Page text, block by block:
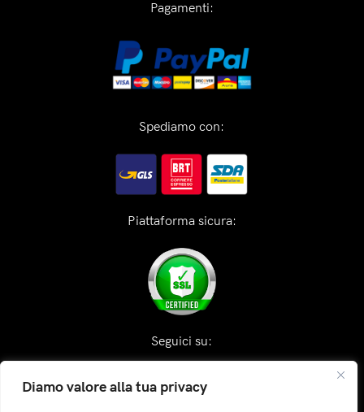
Diamo valore alla tua privacy
Pagamenti:
Spediamo con:
Piattaforma sicura:
Seguici su: